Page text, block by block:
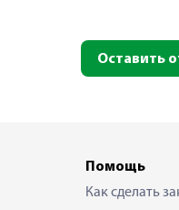
Оставить
Помощь
Как сделать